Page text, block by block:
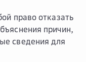
право отказать
причин,
сведения для